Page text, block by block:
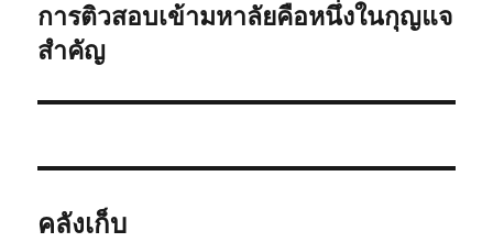
เรื่อง
ต่อ
การติวสอบเข้ามหาลัยคือหนึ่งในกุญแจ
สำคัญ
คลังเก็บ